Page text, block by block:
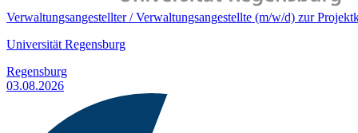
Verwaltungsangestellter / Verwaltungsangestellte (m/w/d) zur
Universität Regensburg
Regensburg
03.08.2026